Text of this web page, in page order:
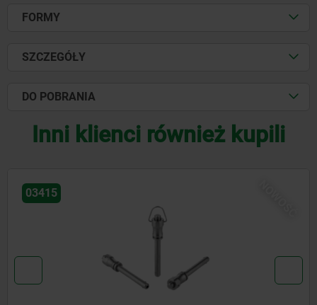
FORMY
SZCZEGÓŁY
DO POBRANIA
Inni klienci również kupili
03415